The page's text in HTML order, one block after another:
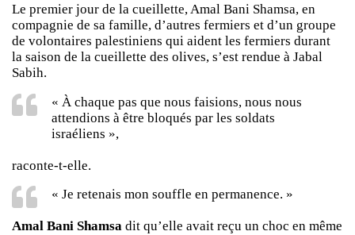
Le premier jour de la cueillette, Amal Bani Shamsa, en
compagnie de sa famille, d’autres fermiers et d’un groupe
de volontaires palestiniens qui aident les fermiers durant
la saison de la cueillette des olives, s’est rendue à Jabal
Sabih.
« À chaque pas que nous faisions, nous nous
attendions à être bloqués par les soldats
israéliens »,
raconte-t-elle.
« Je retenais mon souffle en permanence. »
Amal Bani Shamsa dit qu’elle avait reçu un choc en même